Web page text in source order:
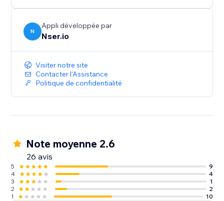
N
Appli développée par
Nser.io
Visiter notre site
Contacter l'Assistance
Politique de confidentialité
Note moyenne 2.6
26 avis
5
9
4
4
3
1
2
2
1
10